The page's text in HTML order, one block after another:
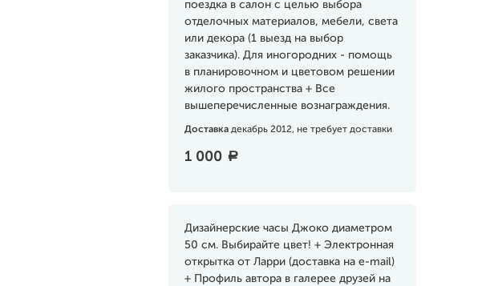
поездка в салон с целью выбора
отделочных материалов, мебели, света
или декора (1 выезд на выбор
заказчика). Для иногородних - помощь
в планировочном и цветовом решении
жилого пространства + Все
вышеперечисленные вознаграждения.
Доставка декабрь 2012, не требует доставки
1 000 a
Дизайнерские часы Джоко диаметром
50 см. Выбирайте цвет! + Электронная
открытка от Ларри (доставка на e-mail)
+ Профиль автора в галерее друзей на